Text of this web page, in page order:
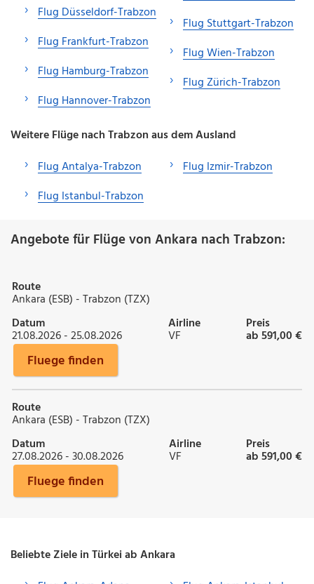
Flug Düsseldorf-Trabzon
Flug Frankfurt-Trabzon
Flug Hamburg-Trabzon
Flug Hannover-Trabzon
Flug Stuttgart-Trabzon
Flug Wien-Trabzon
Flug Zürich-Trabzon
Weitere Flüge nach Trabzon aus dem Ausland
Flug Antalya-Trabzon
Flug Istanbul-Trabzon
Flug Izmir-Trabzon
Angebote für Flüge von Ankara nach Trabzon:
Route
Ankara (ESB) - Trabzon (TZX)
Datum
21.08.2026 - 25.08.2026
Airline
VF
Preis
ab 591,00 €
Fluege finden
Route
Ankara (ESB) - Trabzon (TZX)
Datum
27.08.2026 - 30.08.2026
Airline
VF
Preis
ab 591,00 €
Fluege finden
Beliebte Ziele in Türkei ab Ankara